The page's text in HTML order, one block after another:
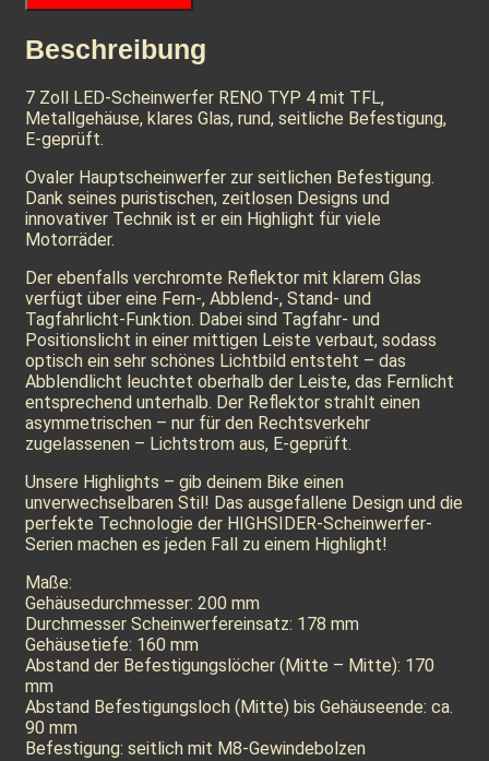
Beschreibung
7 Zoll LED-Scheinwerfer RENO TYP 4 mit TFL,
Metallgehäuse, klares Glas, rund, seitliche Befestigung,
E-geprüft.
Ovaler Hauptscheinwerfer zur seitlichen Befestigung.
Dank seines puristischen, zeitlosen Designs und
innovativer Technik ist er ein Highlight für viele
Motorräder.
Der ebenfalls verchromte Reflektor mit klarem Glas
verfügt über eine Fern-, Abblend-, Stand- und
Tagfahrlicht-Funktion. Dabei sind Tagfahr- und
Positionslicht in einer mittigen Leiste verbaut, sodass
optisch ein sehr schönes Lichtbild entsteht – das
Abblendlicht leuchtet oberhalb der Leiste, das Fernlicht
entsprechend unterhalb. Der Reflektor strahlt einen
asymmetrischen – nur für den Rechtsverkehr
zugelassenen – Lichtstrom aus, E-geprüft.
Unsere Highlights – gib deinem Bike einen
unverwechselbaren Stil! Das ausgefallene Design und die
perfekte Technologie der HIGHSIDER-Scheinwerfer-
Serien machen es jeden Fall zu einem Highlight!
Maße:
Gehäusedurchmesser: 200 mm
Durchmesser Scheinwerfereinsatz: 178 mm
Gehäusetiefe: 160 mm
Abstand der Befestigungslöcher (Mitte – Mitte): 170
mm
Abstand Befestigungsloch (Mitte) bis Gehäuseende: ca.
90 mm
Befestigung: seitlich mit M8-Gewindebolzen